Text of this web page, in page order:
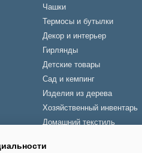
Чашки
Термосы и бутылки
Декор и интерьер
Гирлянды
Детские товары
Сад и кемпинг
Изделия из дерева
Хозяйственный инвентарь
Домашний текстиль
Новогодние товары